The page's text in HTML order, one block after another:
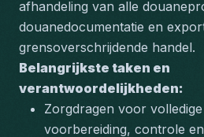
afhandeling van alle
douanedocumentatie en
grensoverschrijdende handel.
Belangrijkste taken en
verantwoordelijkheden:
Zorgdragen voor
voorbereiding, controle